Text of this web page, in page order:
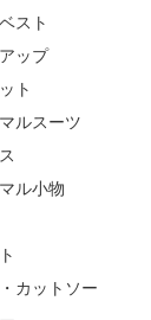
スト
ップ
ト
ルスーツ
ル小物
カットソー